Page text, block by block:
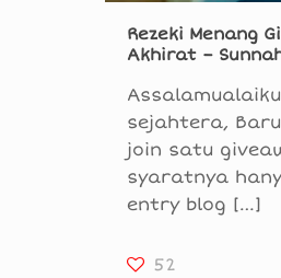
Rezeki Menang
Akhirat –
sejahtera,
join satu
syaratnya
entry blog […]
52